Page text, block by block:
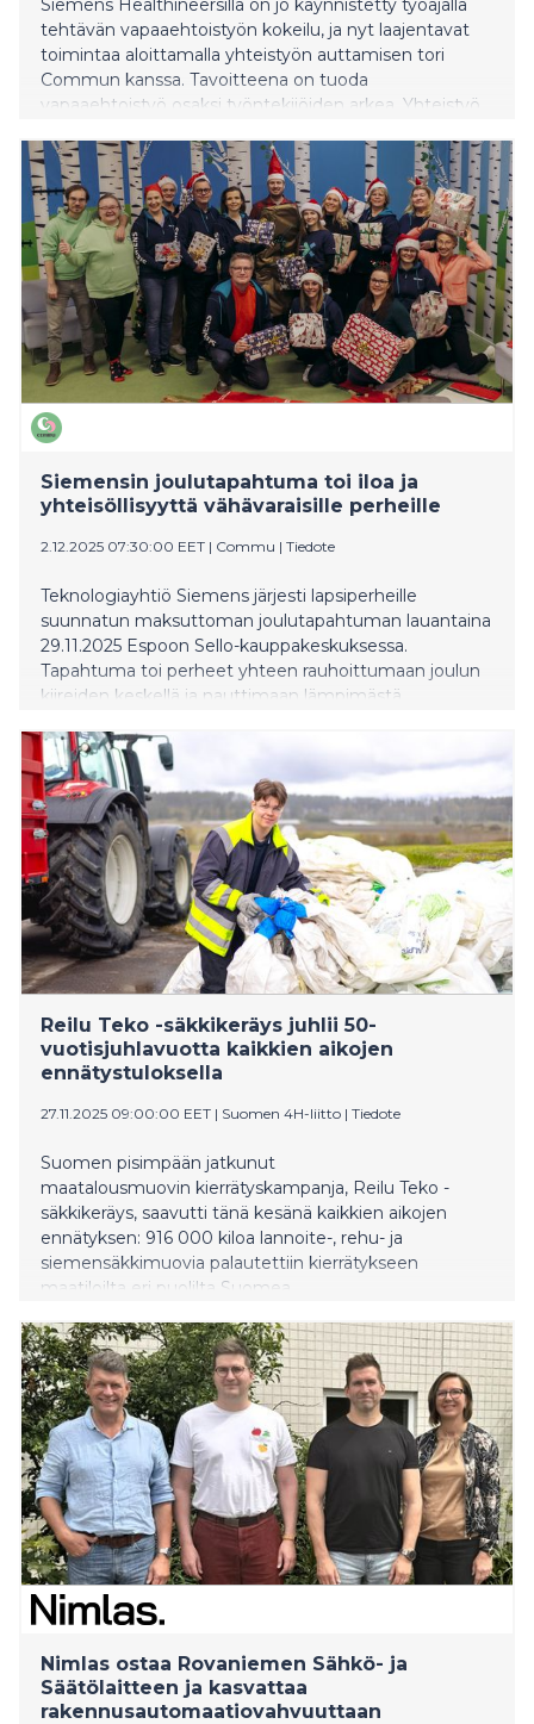
tehtävän vapaaehtoistyön kokeilu, ja nyt laajentavat
toimintaa aloittamalla yhteistyön auttamisen tori
Commun kanssa. Tavoitteena on tuoda
vapaaehtoistyö osaksi työntekijöiden arkea. Yhteistyö
yhteiskunnalliseen hyvään työajalla ja vahvistaa
samalla työn merkityksellisyyttä, yhteisöllisyyttä ja
yrityksen vastuullisuustyötä.
Siemensin joulutapahtuma toi iloa ja
yhteisöllisyyttä vähävaraisille perheille
2.12.2025 07:30:00 EET | Commu | Tiedote
Teknologiayhtiö Siemens järjesti lapsiperheille
suunnatun maksuttoman joulutapahtuman lauantaina
29.11.2025 Espoon Sello-kauppakeskuksessa.
Tapahtuma toi perheet yhteen rauhoittumaan joulun
kiireiden keskellä ja nauttimaan lämpimästä
auttamisen sovellus Commun kanssa, jonka kautta
apua tarvitsevat perheet löydettiin.
Reilu Teko -säkkikeräys juhlii 50-
vuotisjuhlavuotta kaikkien aikojen
ennätystuloksella
27.11.2025 09:00:00 EET | Suomen 4H-liitto | Tiedote
Suomen pisimpään jatkunut
maatalousmuovin kierrätyskampanja, Reilu Teko -
säkkikeräys, saavutti tänä kesänä kaikkien aikojen
ennätyksen: 916 000 kiloa lannoite-, rehu- ja
siemensäkkimuovia palautettiin kierrätykseen
maatiloilta eri puolilta Suomea.
Nimlas ostaa Rovaniemen Sähkö- ja
Säätölaitteen ja kasvattaa
rakennusautomaatiovahvuuttaan